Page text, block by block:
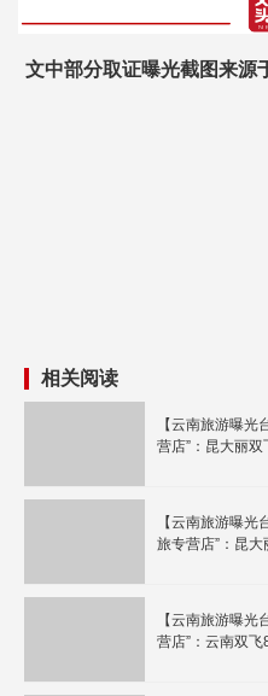
文中部分取证曝光截图来源
相关阅读
【云南旅游曝光
营店”：昆大丽
【云南旅游曝光
旅专营店”：昆
【云南旅游曝光
营店”：云南双